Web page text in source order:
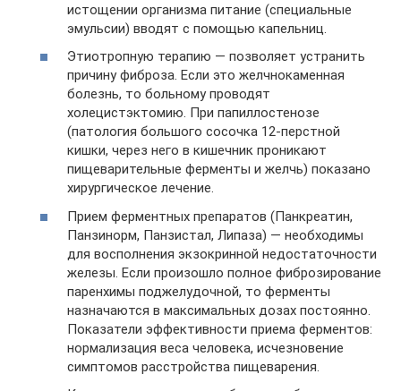
истощении организма питание (специальные
эмульсии) вводят с помощью капельниц.
Этиотропную терапию — позволяет устранить
причину фиброза. Если это желчнокаменная
болезнь, то больному проводят
холецистэктомию. При папиллостенозе
(патология большого сосочка 12-перстной
кишки, через него в кишечник проникают
пищеварительные ферменты и желчь) показано
хирургическое лечение.
Прием ферментных препаратов (Панкреатин,
Панзинорм, Панзистал, Липаза) — необходимы
для восполнения экзокринной недостаточности
железы. Если произошло полное фиброзирование
паренхимы поджелудочной, то ферменты
назначаются в максимальных дозах постоянно.
Показатели эффективности приема ферментов:
нормализация веса человека, исчезновение
симптомов расстройства пищеварения.